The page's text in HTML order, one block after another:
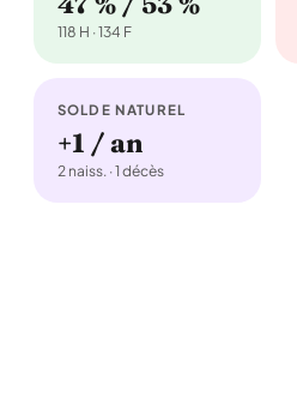
118 H · 134 F
SOLDE NATUREL
+1 / an
2 naiss. · 1 décès